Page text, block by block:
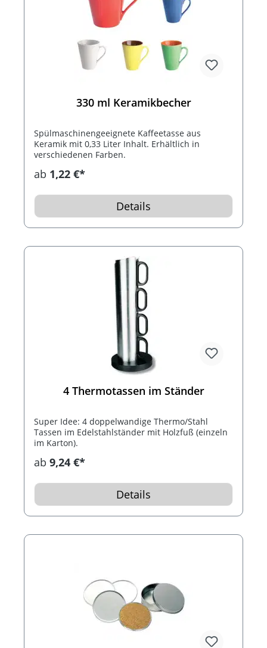
330 ml Keramikbecher
Spülmaschinengeeignete Kaffeetasse aus
Keramik mit 0,33 Liter Inhalt. Erhältlich in
verschiedenen Farben.
ab 1,22 €*
Details
4 Thermotassen im Ständer
Super Idee: 4 doppelwandige Thermo/Stahl
Tassen im Edelstahlständer mit Holzfuß (einzeln
im Karton).
ab 9,24 €*
Details